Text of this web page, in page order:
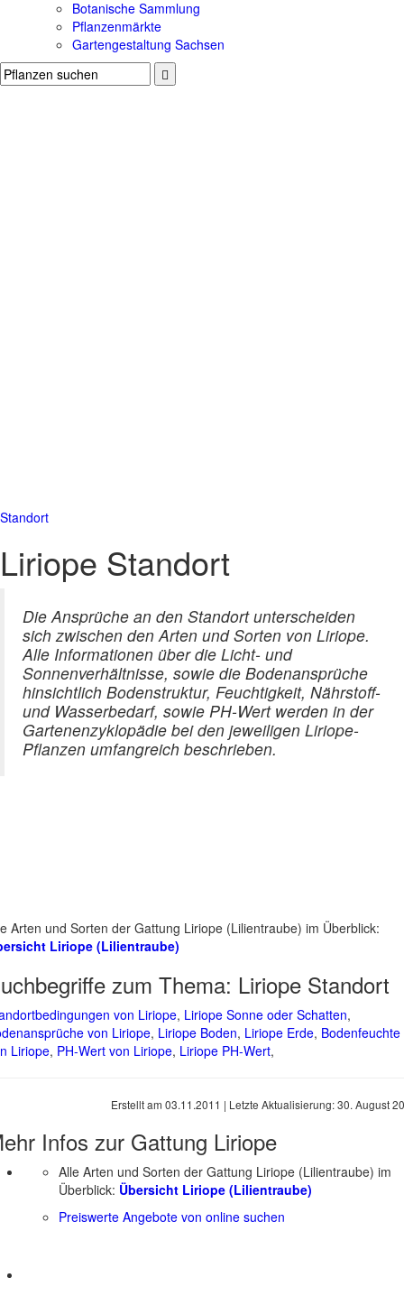
Botanische Sammlung
Pflanzenmärkte
Gartengestaltung Sachsen
Standort
Liriope Standort
Die Ansprüche an den Standort unterscheiden
sich zwischen den Arten und Sorten von Liriope.
Alle Informationen über die Licht- und
Sonnenverhältnisse, sowie die Bodenansprüche
hinsichtlich Bodenstruktur, Feuchtigkeit, Nährstoff-
und Wasserbedarf, sowie PH-Wert werden in der
Gartenenzyklopädie bei den jeweiligen Liriope-
Pflanzen umfangreich beschrieben.
Arten und Sorten der Gattung Liriope (Lilientraube) im Überblick:
Liriope (Lilientraube)
zum Thema: Liriope Standort
von Liriope, Liriope Sonne oder Schatten,
von Liriope, Liriope Boden, Liriope Erde, Bodenfeuchte
Liriope, PH-Wert von Liriope, Liriope PH-Wert,
Erstellt am 03.11.2011 | Letzte Aktualisierung:30. August
Infos zur Gattung Liriope
Alle Arten und Sorten der Gattung Liriope (Lilientraube) im
Überblick: Übersicht Liriope (Lilientraube)
Preiswerte Angebote von online suchen